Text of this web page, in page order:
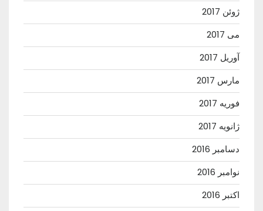
ژوئن 2017
می 2017
آوریل 2017
مارس 2017
فوریه 2017
ژانویه 2017
دسامبر 2016
نوامبر 2016
اکتبر 2016